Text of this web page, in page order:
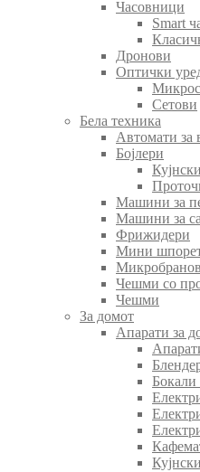
Часовници
Smart
Дронови
Оптички
Сетови
Бела техника
Автомати за
Бојлери
Машини за
Машини за
Фрижидери
Мини
Чешми со
Чешми
За домот
Апарати за
Бокали